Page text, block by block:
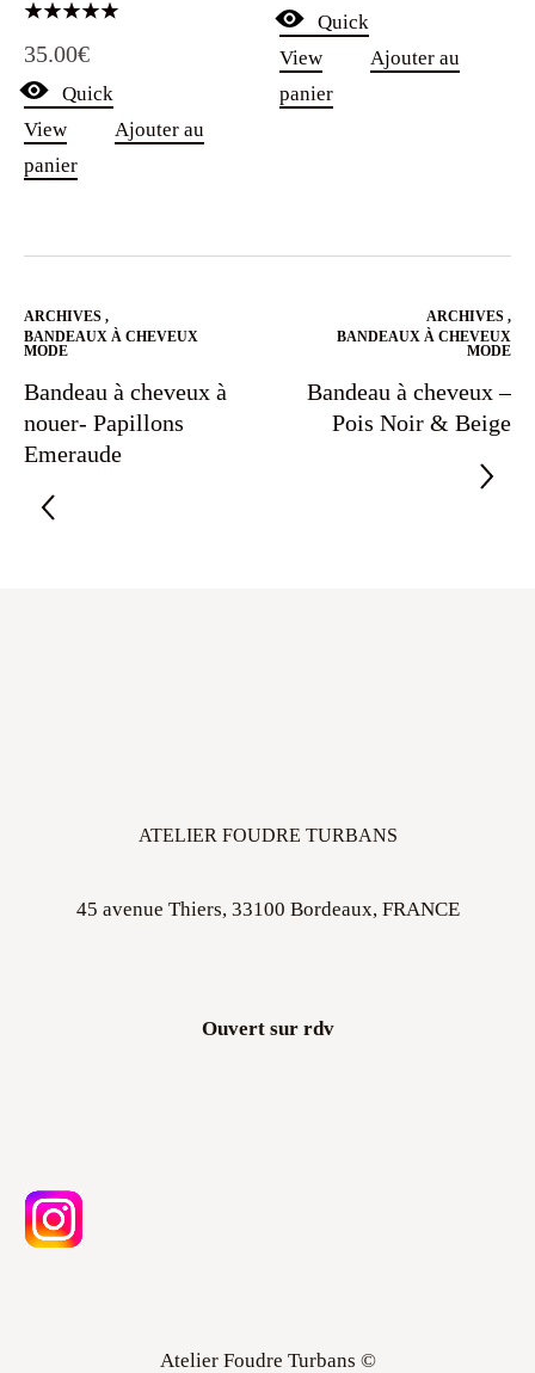
5.00
sur 5
35.00€
Quick
View
Ajouter au
panier
Quick
View
Ajouter au
panier
ARCHIVES ,
BANDEAUX À CHEVEUX
MODE
Bandeau à cheveux à
nouer- Papillons
Emeraude
ARCHIVES ,
BANDEAUX À CHEVEUX
MODE
Bandeau à cheveux –
Pois Noir & Beige
ATELIER FOUDRE TURBANS
45 avenue Thiers, 33100 Bordeaux, FRANCE
Ouvert sur rdv
Atelier Foudre Turbans ©